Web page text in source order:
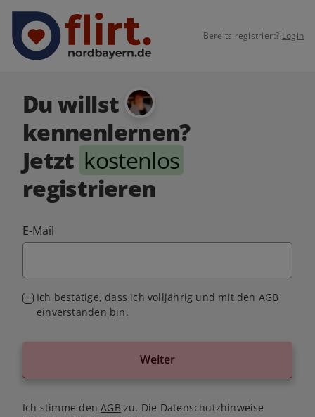
Bereits registriert? Login
Du willst
kennenlernen?
Jetzt kostenlos
registrieren
E-Mail
Ich bestätige, dass ich volljährig und mit den AGB
einverstanden bin.
Weiter
Ich stimme denAGB zu. Die Datenschutzhinweise